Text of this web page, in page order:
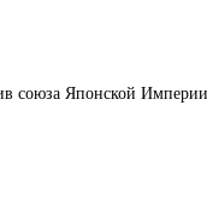
союза Японской